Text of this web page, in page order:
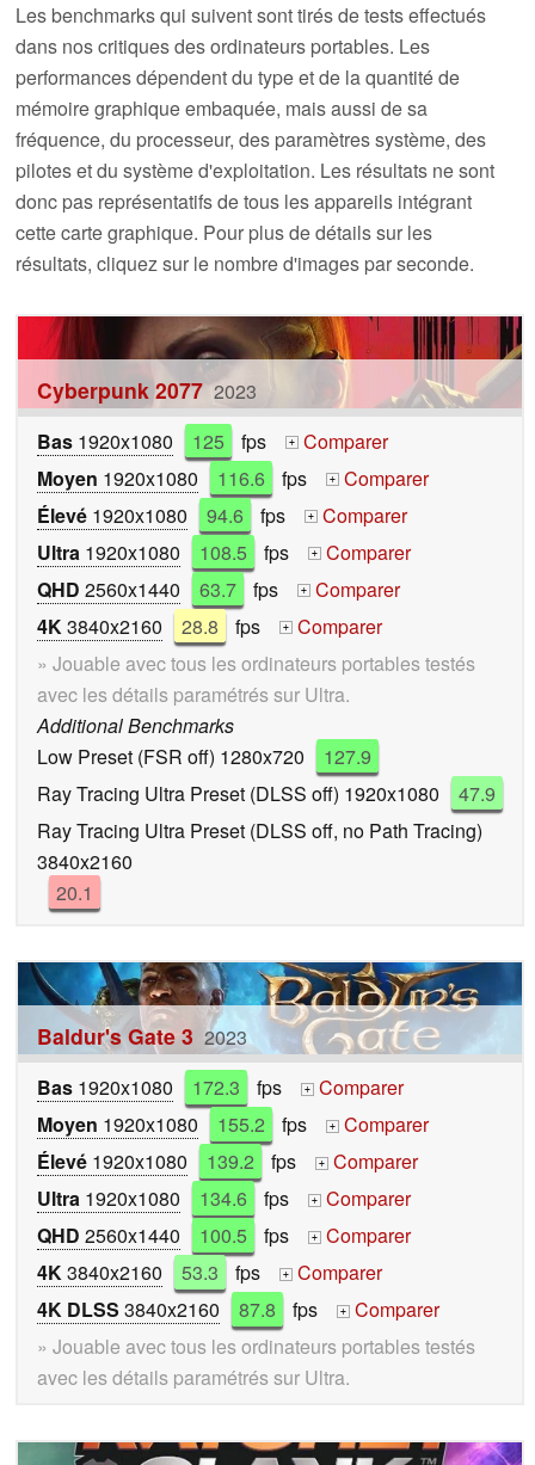
Les benchmarks qui suivent sont tirés de tests effectués
dans nos critiques des ordinateurs portables. Les
performances dépendent du type et de la quantité de
mémoire graphique embaquée, mais aussi de sa
fréquence, du processeur, des paramètres système, des
pilotes et du système d'exploitation. Les résultats ne sont
donc pas représentatifs de tous les appareils intégrant
cette carte graphique. Pour plus de détails sur les
résultats, cliquez sur le nombre d'images par seconde.
Cyberpunk 2077 2023
Bas 1920x1080 125 fps +
Comparer
Moyen 1920x1080 116.6 fps +
Comparer
Élevé 1920x1080 94.6 fps +
Comparer
Ultra 1920x1080 108.5 fps +
Comparer
QHD 2560x1440 63.7 fps +
Comparer
4K 3840x2160 28.8 fps +
Comparer
» Jouable avec tous les ordinateurs portables testés
avec les détails paramétrés sur Ultra.
Additional Benchmarks
Low Preset (FSR off) 1280x720
127.9
Ray Tracing Ultra Preset (DLSS off) 1920x1080
47.9
Ray Tracing Ultra Preset (DLSS off, no Path Tracing)
3840x2160
20.1
Baldur's Gate 3 2023
Bas 1920x1080 172.3 fps +
Comparer
Moyen 1920x1080 155.2 fps +
Comparer
Élevé 1920x1080 139.2 fps +
Comparer
Ultra 1920x1080 134.6 fps +
Comparer
QHD 2560x1440 100.5 fps +
Comparer
4K3840x2160 53.3 fps +
Comparer
4K DLSS 3840x2160 87.8 fps +
Comparer
» Jouable avec tous les ordinateurs portables testés
avec les détails paramétrés sur Ultra.